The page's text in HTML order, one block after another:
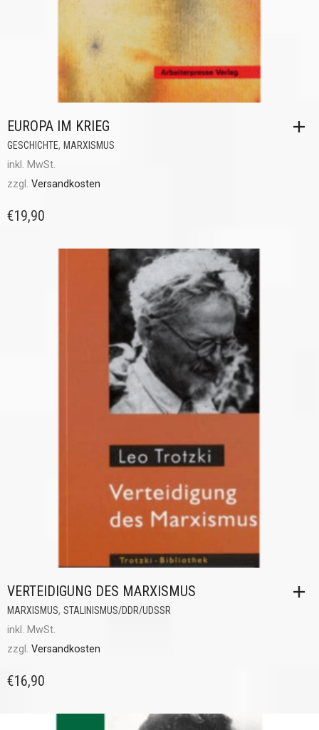
EUROPA IM KRIEG
GESCHICHTE, MARXISMUS
inkl. MwSt.
zzgl. Versandkosten
€19,90
VERTEIDIGUNG DES MARXISMUS
MARXISMUS, STALINISMUS/DDR/UDSSR
inkl. MwSt.
zzgl. Versandkosten
€16,90